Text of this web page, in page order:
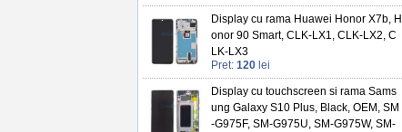
Display cu rama Huawei Honor X7b, H
onor 90 Smart, CLK-LX1, CLK-LX2, C
LK-LX3
Pret: 120 lei
Display cu touchscreen si rama Sams
ung Galaxy S10 Plus, Black, OEM, SM
-G975F, SM-G975U, SM-G975W, SM-